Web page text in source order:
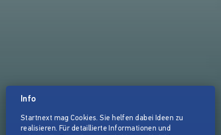
Info
Startnext mag Cookies. Sie helfen dabei Ideen zu
realisieren. Für detaillierte Informationen und